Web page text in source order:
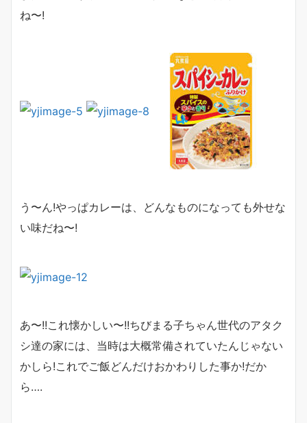
ね〜!
う〜ん!やっぱカレーは、どんなものになっても外せな
い味だね〜!
あ〜!!これ懐かしい〜!!ちびまる子ちゃん世代のアタク
シ達の家には、当時は大概常備されていたんじゃない
かしら!これでご飯どんだけおかわりした事か!だか
ら….